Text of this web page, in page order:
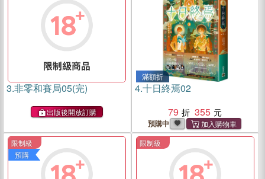
3.非零和賽局05(完)
出版後開放訂購
滿額折
4.十日終焉02
79
355
預購中
限制級
預購
限制級